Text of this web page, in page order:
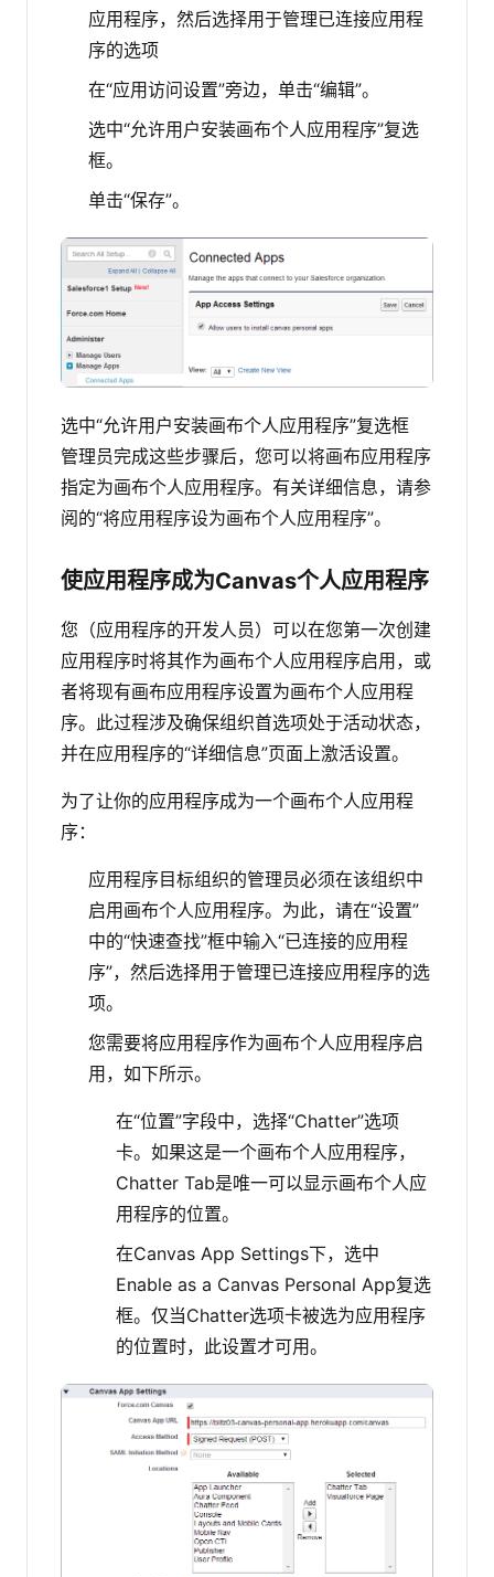
应用程序，然后选择用于管理已连接应用程
序的选项
在“应用访问设置”旁边，单击“编辑”。
选中“允许用户安装画布个人应用程序”复选
框。
单击“保存”。
选中“允许用户安装画布个人应用程序”复选框
管理员完成这些步骤后，您可以将画布应用程序
指定为画布个人应用程序。有关详细信息，请参
阅的“将应用程序设为画布个人应用程序”。
使应用程序成为Canvas个人应用程序
您（应用程序的开发人员）可以在您第一次创建
应用程序时将其作为画布个人应用程序启用，或
者将现有画布应用程序设置为画布个人应用程
序。此过程涉及确保组织首选项处于活动状态，
并在应用程序的“详细信息”页面上激活设置。
为了让你的应用程序成为一个画布个人应用程
序：
应用程序目标组织的管理员必须在该组织中
启用画布个人应用程序。为此，请在“设置”
中的“快速查找”框中输入“已连接的应用程
序”，然后选择用于管理已连接应用程序的选
项。
您需要将应用程序作为画布个人应用程序启
用，如下所示。
在“位置”字段中，选择“Chatter”选项
卡。如果这是一个画布个人应用程序，
Chatter Tab是唯一可以显示画布个人应
用程序的位置。
在Canvas App Settings下，选中
Enable as a Canvas Personal App复选
框。仅当Chatter选项卡被选为应用程序
的位置时，此设置才可用。